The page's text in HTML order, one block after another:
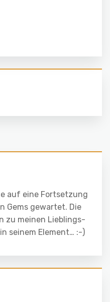
auf eine Fortsetzung
Gems gewartet. Die
zu meinen Lieblings-
seinem Element… :-)